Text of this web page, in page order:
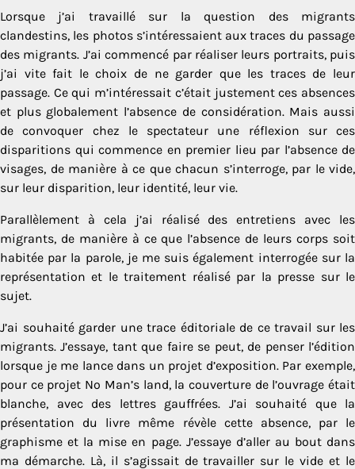
Lorsque j’ai travaillé sur la question des migrants
clandestins, les photos s’intéressaient aux traces du passage
des migrants. J’ai commencé par réaliser leurs portraits, puis
j’ai vite fait le choix de ne garder que les traces de leur
passage. Ce qui m’intéressait c’était justement ces absences
et plus globalement l’absence de considération. Mais aussi
de convoquer chez le spectateur une réflexion sur ces
disparitions qui commence en premier lieu par l’absence de
visages, de manière à ce que chacun s’interroge, par le vide,
sur leur disparition, leur identité, leur vie.
Parallèlement à cela j’ai réalisé des entretiens avec les
migrants, de manière à ce que l’absence de leurs corps soit
habitée par la parole, je me suis également interrogée sur la
représentation et le traitement réalisé par la presse sur le
sujet.
J’ai souhaité garder une trace éditoriale de ce travail sur les
migrants. J’essaye, tant que faire se peut, de penser l’édition
lorsque je me lance dans un projet d’exposition. Par exemple,
pour ce projet No Man’s land, la couverture de l’ouvrage était
blanche, avec des lettres gauffrées. J’ai souhaité que la
présentation du livre même révèle cette absence, par le
graphisme et la mise en page. J’essaye d’aller au bout dans
ma démarche. Là, il s’agissait de travailler sur le vide et le